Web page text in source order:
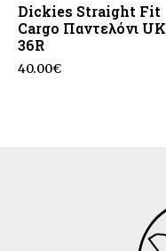
Dickies Straight Fit
Cargo Παντελόνι UK
36R
40.00€